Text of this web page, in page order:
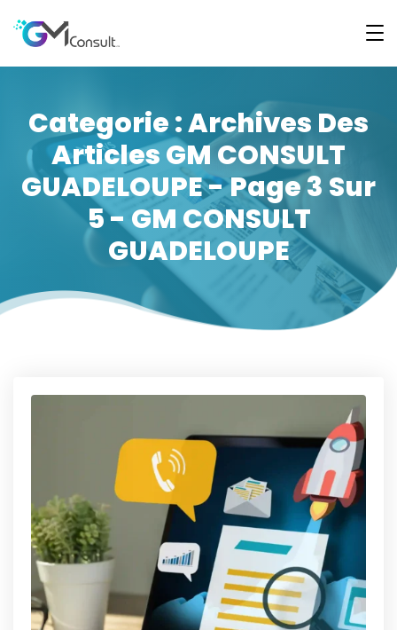
Categorie : Archives Des
Articles GM CONSULT
GUADELOUPE - Page 3 Sur
5 - GM CONSULT
GUADELOUPE